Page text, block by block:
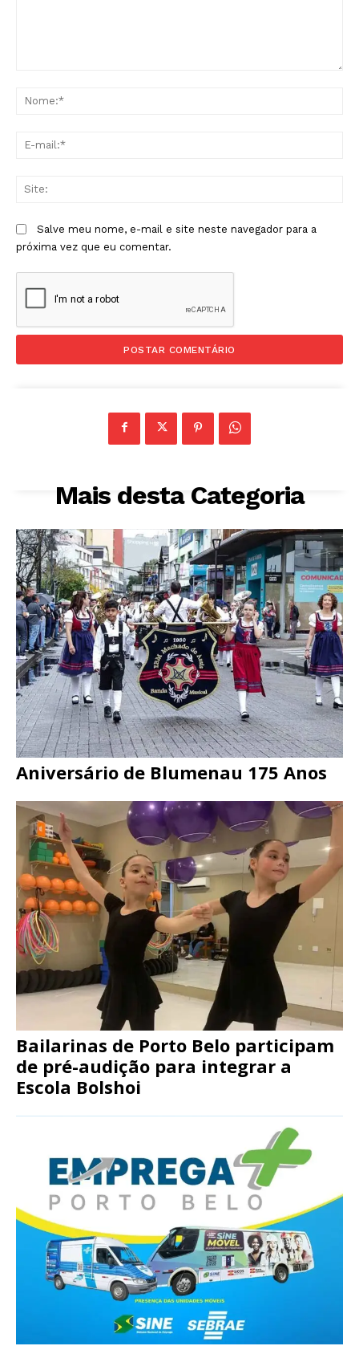
Salve meu nome, e-mail e site neste navegador para a
próxima vez que eu comentar.
Mais desta Categoria
Aniversário de Blumenau 175 Anos
Bailarinas de Porto Belo participam
de pré-audição para integrar a
Escola Bolshoi